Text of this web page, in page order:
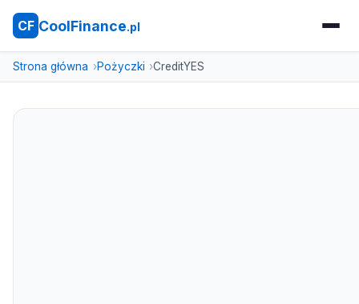
CF CoolFinance.pl
Strona główna Pożyczki CreditYES